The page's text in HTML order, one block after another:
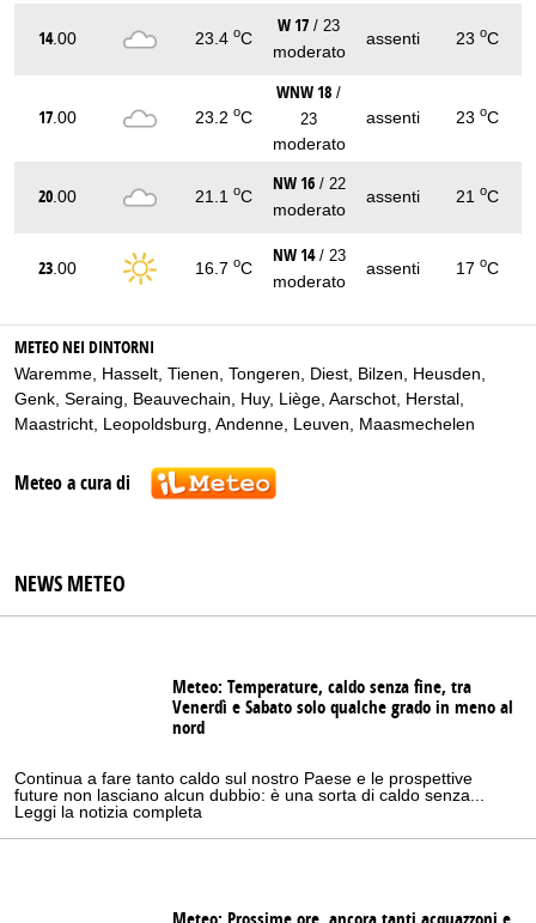
14.00 23.4 oC
W 17 / 23
moderato
assenti 23 oC
17 .00 23.2 oC
WNW 18 /
23
moderato
assenti 23 oC
20 .00 21.1 oC
NW 16 / 22
moderato
assenti 21 oC
23 .00 16.7 oC
NW 14 / 23
moderato
assenti 17 oC
METEO NEI DINTORNI
Waremme Hasselt Tienen Tongeren Diest Bilzen Heusden
Genk Seraing Beauvechain Huy, Liège Aarschot Herstal
Maastricht Leopoldsburg Andenne Leuven Maasmechelen
Meteo a cura di
NEWS METEO
Meteo: Temperature, caldo senza fine, tra
Venerdì e Sabato solo qualche grado in meno al
nord
Continua a fare tanto caldo sul nostro Paese e le prospettive
future non lasciano alcun dubbio: è una sorta di caldo senza...
Leggi la notizia completa